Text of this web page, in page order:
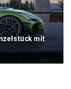
mit